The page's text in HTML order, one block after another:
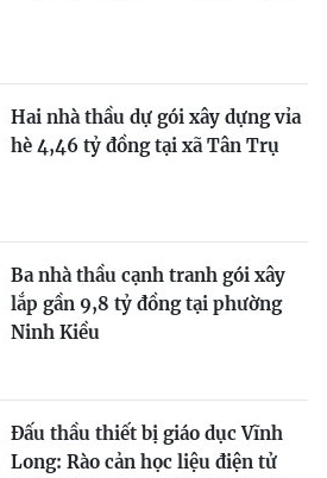
Hai nhà thầu dự gói xây dựng vỉa
hè 4,46 tỷ đồng tại xã Tân Trụ
Ba nhà thầu cạnh tranh gói xây
lắp gần 9,8 tỷ đồng tại phường
Ninh Kiều
Đấu thầu thiết bị giáo dục Vĩnh
Long: Rào cản học liệu điện tử